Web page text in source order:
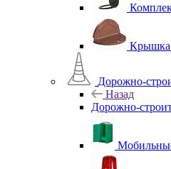
Крышка
Дорожно-
Назад
Дорожно-